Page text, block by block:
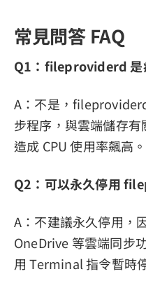
常見問答 FAQ
Q1：fileproviderd 是
A：不是，
步程序，與雲端儲存
造成 CPU 使用率飆高。
Q2：可以永久停用
A：不建議永久停用，
OneDrive 等雲端同步
用 Terminal 指令暫時